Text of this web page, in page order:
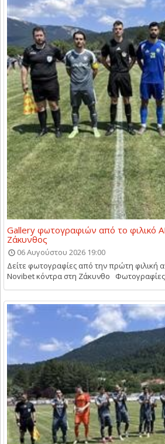
Gallery φωτογραφιών από το φιλικό
Ζάκυνθος
06 Αυγούστου 2026 19:00
Δείτε φωτογραφίες από την πρώτη φιλική
Novibet κόντρα στη Ζάκυνθο